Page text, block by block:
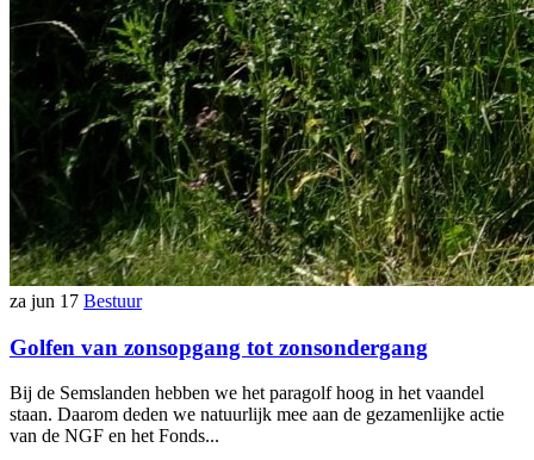
za jun 17 Bestuur
Golfen van zonsopgang tot zonsondergang
Bij de Semslanden hebben we het paragolf hoog in het vaandel
staan. Daarom deden we natuurlijk mee aan de gezamenlijke actie
van de NGF en het Fonds...